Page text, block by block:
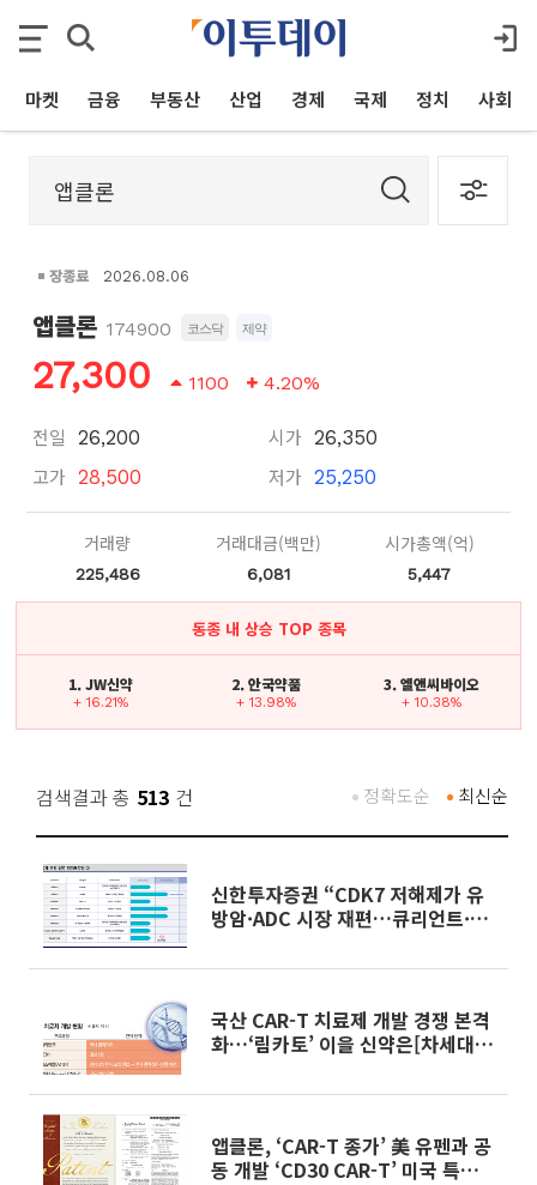
마켓 금융 부동산 산업 경제 국제 정치 사회
장종료 2026.08.06
앱클론 174900 코스닥 제약
27,300 1100 4.20%
전일 26,200
고가 28,500
시가 26,350
저가 25,250
거래량
225,486
거래대금(백만)
6,081
시가총액(억)
5,447
동종 내 상승 TOP 종목
1. JW신약
+ 16.21%
2. 안국약품
+ 13.98%
3. 엘앤씨바이오
+ 10.38%
검색결과 총 513 건 최신순
정확도순
신한투자증권 “CDK7 저해제가 유
방암·ADC 시장 재편…큐리언트·앱
국산 CAR-T 치료제 개발 경쟁 본격
화…‘림카토’ 이을 신약은[차세대
앱클론, ‘CAR-T 종가’ 美 유펜과 공
동 개발 ‘CD30 CAR-T’ 미국 특허